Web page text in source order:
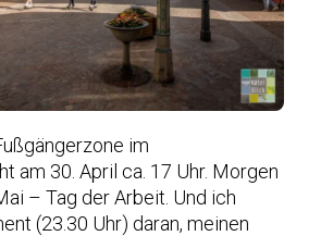
im
am 30. April ca. 17 Uhr. Morgen
– Tag der Arbeit. Und ich
(23.30 Uhr) daran, meinen